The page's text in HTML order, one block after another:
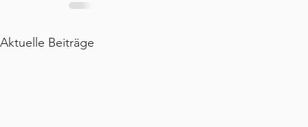
Aktuelle Beiträge